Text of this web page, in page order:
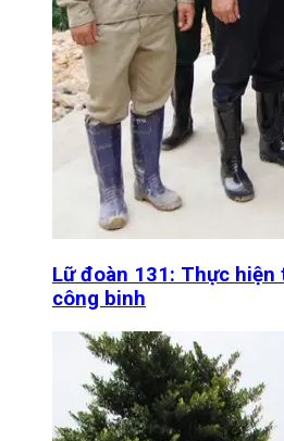
Lữ đoàn 131: Thực
công binh